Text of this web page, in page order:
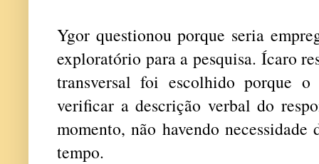
Ygor questionou porque seria
exploratório para a pesquisa. Ícaro
transversal foi escolhido porque
verificar a descrição verbal do
momento, não havendo
tempo.